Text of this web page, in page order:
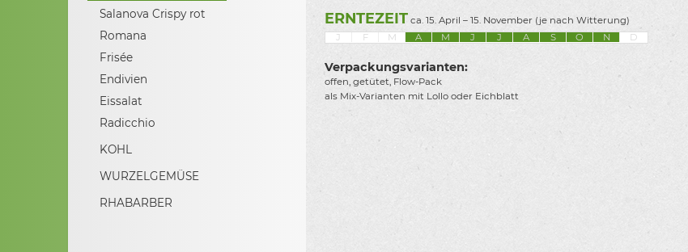
Salanova Crispy rot
Romana
Frisée
Endivien
Eissalat
Radicchio
KOHL
WURZELGEMÜSE
RHABARBER
ERNTEZEIT ca. 15. April – 15. November (je nach Witterung)
J
F M A M J J A S O N D
Verpackungsvarianten:
offen, getütet, Flow-Pack
als Mix-Varianten mit Lollo oder Eichblatt